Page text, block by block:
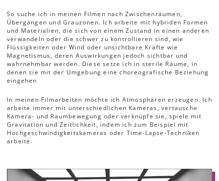
So suche ich in meinen Filmen nach Zwischenräumen,
Übergängen und Grauzonen. Ich arbeite mit hybriden Formen
und Materialien, die sich von einem Zustand in einen anderen
verwandeln oder die schwer zu kontrollieren sind, wie
Flüssigkeiten oder Wind oder unsichtbare Kräfte wie
Magnetismus, deren Auswirkungen jedoch sichtbar und
wahrnehmbar werden. Diese setze ich in sterile Räume, in
denen sie mit der Umgebung eine choreografische Beziehung
eingehen
In meinen Filmarbeiten möchte ich Atmosphären erzeugen. Ich
arbeite immer mit unterschiedlichen Kameras, vertausche
Kamera- und Raumbewegung oder verknüpfe sie, spiele mit
Gravitation und Zeitlichkeit, indem ich zum Beispiel mit
Hochgeschwindigkeitskameras oder Time-Lapse-Techniken
arbeite.